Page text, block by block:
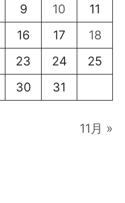
9 10
11
16 17
18
23 24
25
30 31
11月 »